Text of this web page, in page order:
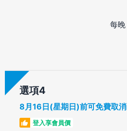
每晚
選項
8月16日(星期日)前可免費取消
登入享會員價